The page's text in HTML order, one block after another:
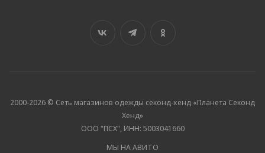
2000-2026 © Сеть магазинов одежды секонд-хенд «Планета Секонд
Хенд»
ООО "ПСХ", ИНН: 5003041660
МЫ НА АВИТО